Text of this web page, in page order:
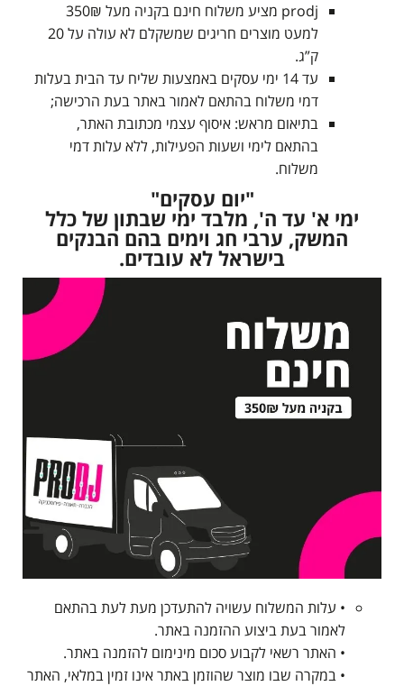
prodj מציע משלוח חינם בקניה מעל 350₪
למעט מוצרים חריגים שמשקלם לא עולה על 20
ק”ג.
עד 14 ימי עסקים באמצעות שליח עד הבית בעלות
דמי משלוח בהתאם לאמור באתר בעת הרכישה;
בתיאום מראש: איסוף עצמי מכתובת האתר,
בהתאם לימי ושעות הפעילות, ללא עלות דמי
משלוח.
"יום עסקים"
ימי א' עד ה', מלבד ימי שבתון של כלל
המשק, ערבי חג וימים בהם הבנקים
בישראל לא עובדים.
• עלות המשלוח עשויה להתעדכן מעת לעת בהתאם
לאמור בעת ביצוע ההזמנה באתר.
• האתר רשאי לקבוע סכום מינימום להזמנה באתר.
• במקרה שבו מוצר שהוזמן באתר אינו זמין במלאי, האתר